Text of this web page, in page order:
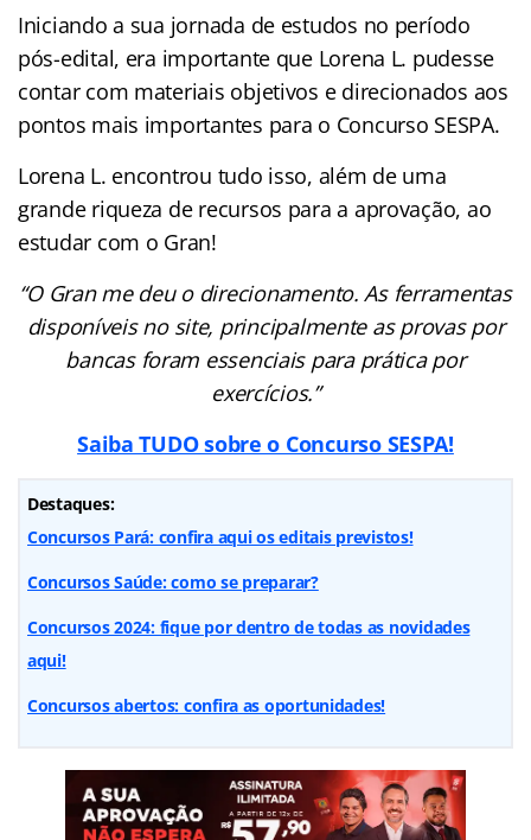
Iniciando a sua jornada de estudos no período
pós-edital, era importante que Lorena L. pudesse
contar com materiais objetivos e direcionados aos
pontos mais importantes para o Concurso SESPA.
Lorena L. encontrou tudo isso, além de uma
grande riqueza de recursos para a aprovação, ao
estudar com o Gran!
“O Gran me deu o direcionamento. As ferramentas
disponíveis no site, principalmente as provas por
bancas foram essenciais para prática por
exercícios.”
Saiba TUDO sobre o Concurso SESPA!
Destaques:
Concursos Pará: confira aqui os editais previstos!
Concursos Saúde: como se preparar?
Concursos 2024: fique por dentro de todas as novidades
aqui!
Concursos abertos: confira as oportunidades!